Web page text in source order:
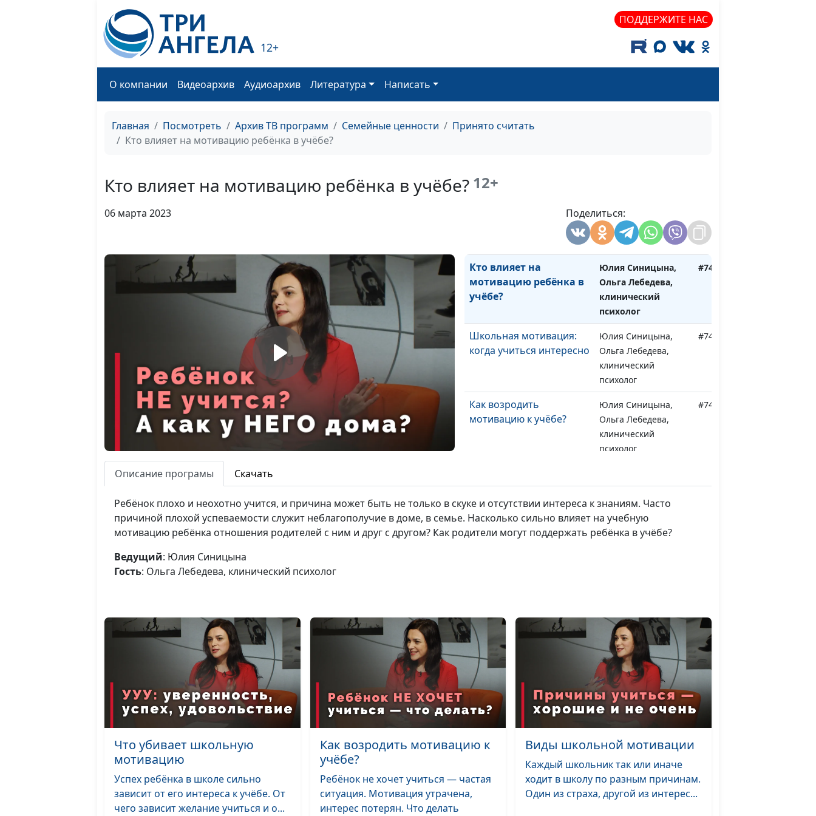
12+
ПОДДЕРЖИТЕ НАС
О компании Видеоархив Аудиоархив Литература Написать
Главная Посмотреть Архив ТВ программ Семейные ценности
Принято считать
Кто влияет на мотивацию ребёнка в учёбе?
Кто влияет на мотивацию ребёнка в учёбе? 12+
06 марта 2023 Поделиться:
клинический
психолог
Хороший родитель:
правильно проявлять
Ольга Лебедева,
клинический
психолог
Кто влияет на
мотивацию ребёнка в
учёбе?
Юлия Синицына,
Ольга Лебедева,
клинический
психолог
#744
Школьная мотивация:
когда учиться интересно
Юлия Синицына,
Ольга Лебедева,
клинический
психолог
#743
Как возродить
мотивацию к учёбе?
Юлия Синицына,
Ольга Лебедева,
клинический
психолог
#742
мотивацию
Ольга Лебедева,
клинический
психолог
Виды школьной
Юлия Синицына,
учёбе подростка
Ольга Лебедева,
клинический
психолог
Как вдохновить ребёнка
на учёбу
Юлия Синицына,
Ольга Лебедева,
клинический
Модель семьи: как
правильно?
Мария Мараханова,
Ольга Аванесова,
психолог-тренер
Как найти свое
Мария Мараханова,
Описание програмы Скачать
Ребёнок плохо и неохотно учится, и причина может быть не только в скуке и отсутствии интереса к знаниям. Часто
причиной плохой успеваемости служит неблагополучие в доме, в семье. Насколько сильно влияет на учебную
мотивацию ребёнка отношения родителей с ним и друг с другом? Как родители могут поддержать ребёнка в учёбе?
Ведущий: Юлия Синицына
Гость: Ольга Лебедева, клинический психолог
Что убивает школьную
мотивацию
Успех ребёнка в школе сильно
зависит от его интереса к учёбе. От
чего зависит желание учиться и о...
Как возродить мотивацию к
учёбе?
Ребёнок не хочет учиться — частая
ситуация. Мотивация утрачена,
интерес потерян. Что делать
Виды школьной мотивации
Каждый школьник так или иначе
ходит в школу по разным причинам.
Один из страха, другой из интерес...